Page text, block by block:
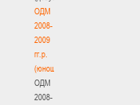
ОДМ
2008-
2009
гг.р.
(юноши)
ОДМ
2008-